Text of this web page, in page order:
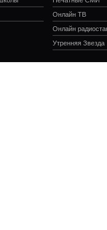
Онлайн ТВ
Онлайн
Утренняя Звезда